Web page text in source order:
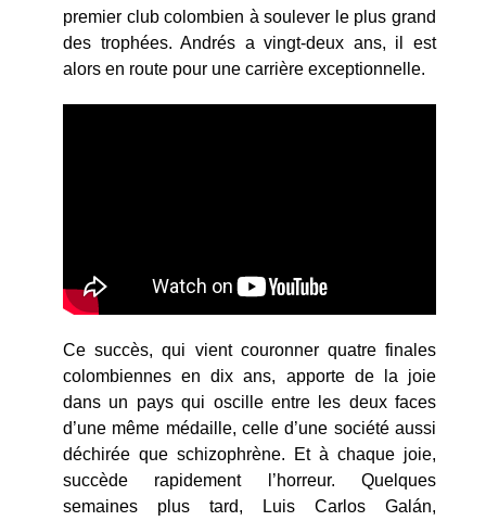
premier club colombien à soulever le plus grand
des trophées. Andrés a vingt-deux ans, il est
alors en route pour une carrière exceptionnelle.
Ce succès, qui vient couronner quatre finales
colombiennes en dix ans, apporte de la joie
dans un pays qui oscille entre les deux faces
d’une même médaille, celle d’une société aussi
déchirée que schizophrène. Et à chaque joie,
succède rapidement l’horreur. Quelques
semaines plus tard, Luis Carlos Galán,